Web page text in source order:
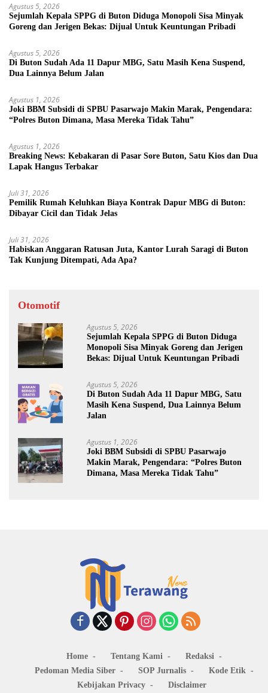
Agustus 5, 2026
Sejumlah Kepala SPPG di Buton Diduga Monopoli Sisa Minyak
Goreng dan Jerigen Bekas: Dijual Untuk Keuntungan Pribadi
Agustus 5, 2026
Di Buton Sudah Ada 11 Dapur MBG, Satu Masih Kena Suspend,
Dua Lainnya Belum Jalan
Agustus 1, 2026
Joki BBM Subsidi di SPBU Pasarwajo Makin Marak, Pengendara:
“Polres Buton Dimana, Masa Mereka Tidak Tahu”
Agustus 1, 2026
Breaking News: Kebakaran di Pasar Sore Buton, Satu Kios dan Dua
Lapak Hangus Terbakar
Juli 31, 2026
Pemilik Rumah Keluhkan Biaya Kontrak Dapur MBG di Buton:
Dibayar Cicil dan Tidak Jelas
Juli 31, 2026
Habiskan Anggaran Ratusan Juta, Kantor Lurah Saragi di Buton
Tak Kunjung Ditempati, Ada Apa?
Otomotif
Agustus 5, 2026
Sejumlah Kepala SPPG di Buton Diduga
Monopoli Sisa Minyak Goreng dan Jerigen
Bekas: Dijual Untuk Keuntungan Pribadi
Agustus 5, 2026
Di Buton Sudah Ada 11 Dapur MBG, Satu
Masih Kena Suspend, Dua Lainnya Belum
Jalan
Agustus 1, 2026
Joki BBM Subsidi di SPBU Pasarwajo
Makin Marak, Pengendara: “Polres Buton
Dimana, Masa Mereka Tidak Tahu”
Home Tentang Kami
Redaksi
Pedoman Media Siber
SOP Jurnalis
Kode Etik
Kebijakan Privacy
Disclaimer